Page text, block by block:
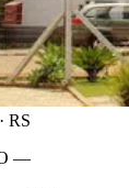
RS
—